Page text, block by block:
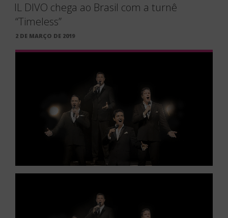
IL DIVO chega ao Brasil com a turnê
“Timeless”
PUBLICADO
2 DE MARÇO DE 2019